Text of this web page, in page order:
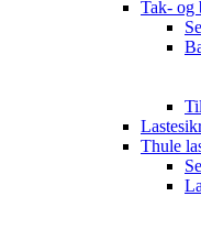
Tak- og
Thule